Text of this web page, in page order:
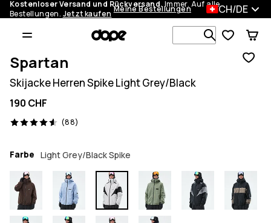
Kostenloser Versand und Rückversand.Immer. Auf alle
Bestellungen. Jetzt kaufen Meine Bestellungen CH/DE
Spartan
Skijacke Herren Spike Light Grey/Black
190 CHF
(88)
88 Reviews, 4.6/5
Farbe Light Grey/Black Spike